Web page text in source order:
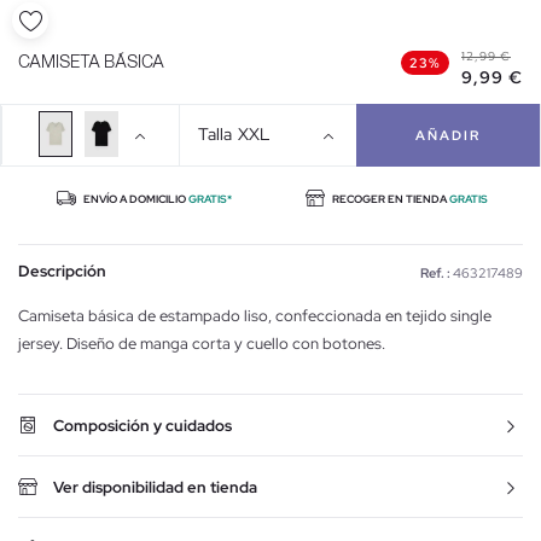
CAMISETA BÁSICA 23% 12,99 €
9,99 €
Talla XXL AÑADIR
ENVÍO A DOMICILIOGRATIS* RECOGER EN TIENDAGRATIS
Descripción Ref. : 463217489
Camiseta básica de estampado liso, confeccionada en tejido single
jersey. Diseño de manga corta y cuello con botones.
Composición y cuidados
Ver disponibilidad en tienda